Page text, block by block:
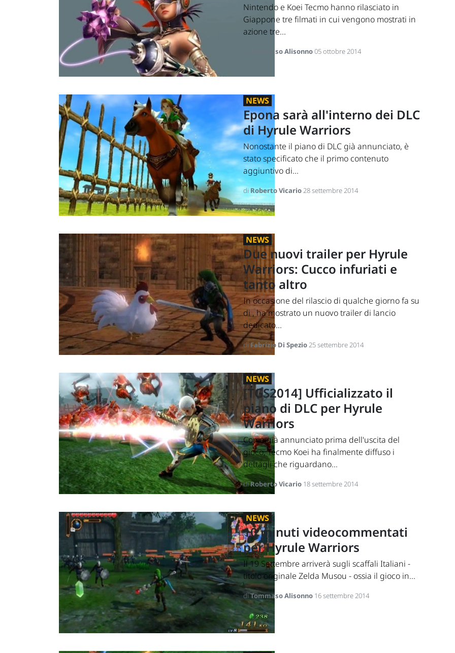
Nintendo e Koei Tecmo hanno rilasciato in
Giappone tre filmati in cui vengono mostrati in
azione tre...
Tommaso Alisonno05 ottobre 2014
NEWS
Epona sarà all'interno dei DLC
di Hyrule Warriors
Nonostante il piano di DLC già annunciato, è
stato specificato che il primo contenuto
aggiuntivo di...
diRoberto Vicario28 settembre 2014
NEWS
Due nuovi trailer per Hyrule
Warriors: Cucco infuriati e
tanto altro
In occasione del rilascio di qualche giorno fa su
di , ha mostrato un nuovo trailer di lancio
dedicato...
diFabrizio Di Spezio25 settembre 2014
NEWS
[TGS2014] Ufficializzato il
piano di DLC per Hyrule
Warriors
Come già annunciato prima dell'uscita del
gioco, Tecmo Koei ha finalmente diffuso i
dettagli che riguardano...
diRoberto Vicario 18 settembre 2014
NEWS
10 minuti videocommentati
per Hyrule Warriors
Il 19 Settembre arriverà sugli scaffali Italiani -
titolo originale Zelda Musou - ossia il gioco in...
diTommaso Alisonno 16 settembre 2014